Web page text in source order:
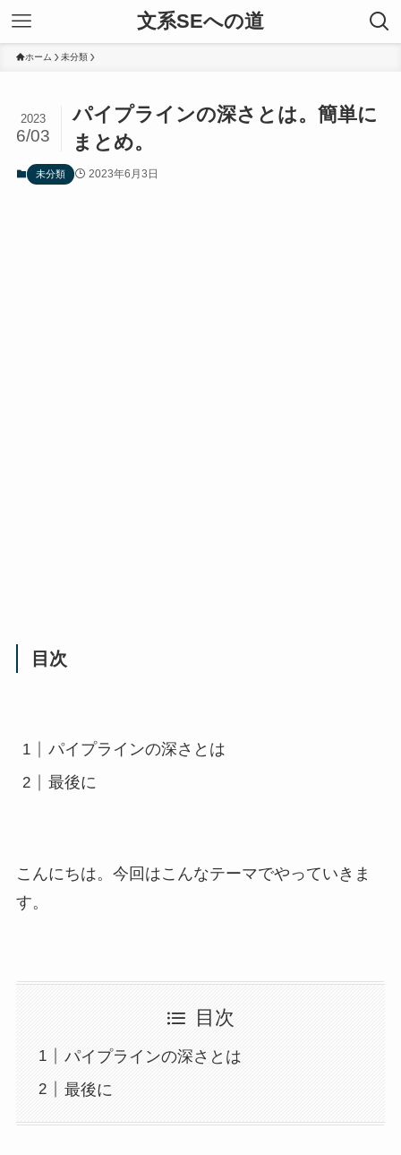
文系SEへの道
ホーム 未分類
パイプラインの深さとは。簡単に
まとめ。
2023
6/03
未分類 2023年6月3日
目次
パイプラインの深さとは
最後に
こんにちは。今回はこんなテーマでやっていきま
す。
目次
パイプラインの深さとは
最後に